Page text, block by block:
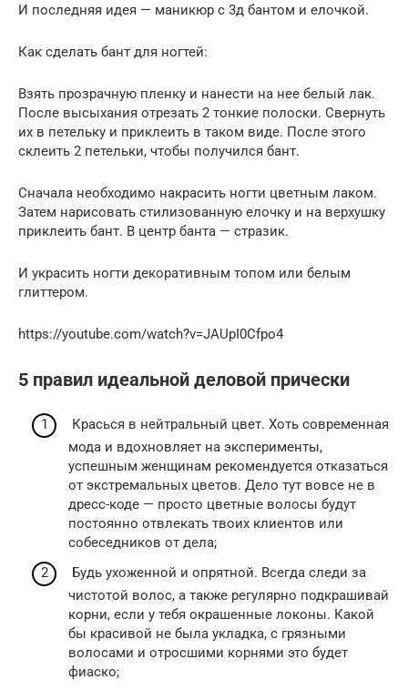
И последняя идея — маникюр с 3д бантом и елочкой.
Как сделать бант для ногтей:
Взять прозрачную пленку и нанести на нее белый лак.
После высыхания отрезать 2 тонкие полоски. Свернуть
их в петельку и приклеить в таком виде. После этого
склеить 2 петельки, чтобы получился бант.
Сначала необходимо накрасить ногти цветным лаком.
Затем нарисовать стилизованную елочку и на верхушку
приклеить бант. В центр банта — стразик.
И украсить ногти декоративным топом или белым
глиттером.
https://youtube.com/watch?v=JAUpI0Cfpo4
5 правил идеальной деловой прически
Красься в нейтральный цвет. Хоть современная
мода и вдохновляет на эксперименты,
успешным женщинам рекомендуется отказаться
от экстремальных цветов. Дело тут вовсе не в
дресс-коде — просто цветные волосы будут
постоянно отвлекать твоих клиентов или
собеседников от дела;
Будь ухоженной и опрятной. Всегда следи за
чистотой волос, а также регулярно подкрашивай
корни, если у тебя окрашенные локоны. Какой
бы красивой не была укладка, с грязными
волосами и отросшими корнями это будет
фиаско;